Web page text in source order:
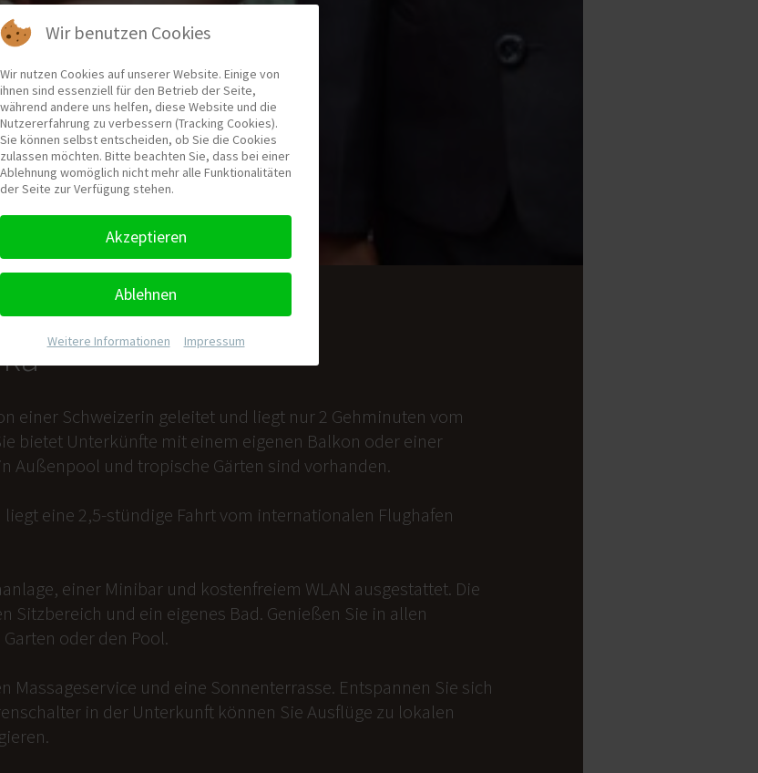
einer Schweizerin geleitet und liegt nur 2 Gehminuten vom
bietet Unterkünfte mit einem eigenen Balkon oder einer
Außenpool und tropische Gärten sind vorhanden.
liegt eine 2,5-stündige Fahrt vom internationalen Flughafen
einer Minibar und kostenfreiem WLAN ausgestattet. Die
Sitzbereich und ein eigenes Bad. Genießen Sie in allen
oder den Pool.
Massageservice und eine Sonnenterrasse. Entspannen Sie sich
in der Unterkunft können Sie Ausflüge zu lokalen
Wir benutzen Cookies
Wir nutzen Cookies auf unserer Website. Einige von
ihnen sind essenziell für den Betrieb der Seite,
während andere uns helfen, diese Website und die
Nutzererfahrung zu verbessern (Tracking Cookies).
Sie können selbst entscheiden, ob Sie die Cookies
zulassen möchten. Bitte beachten Sie, dass bei einer
Ablehnung womöglich nicht mehr alle Funktionalitäten
der Seite zur Verfügung stehen.
Akzeptieren
Ablehnen
Weitere Informationen Impressum